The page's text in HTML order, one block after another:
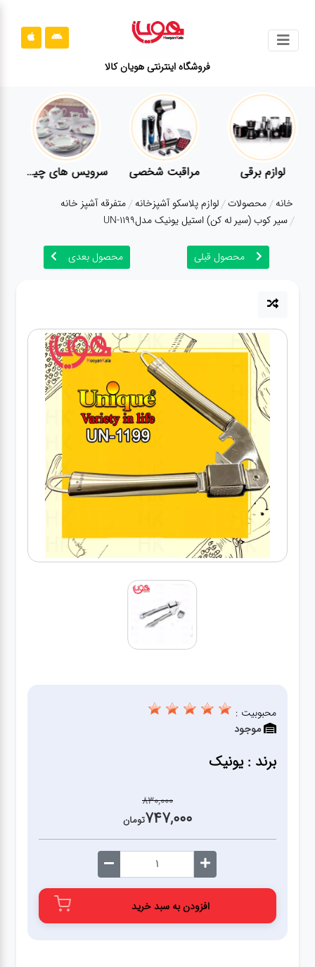
فروشگاه اینترنتی هویان کالا
محصولات
قوانین
سایت
ارتباط
درباره
مراقبت شخصی
سرویس های
چینی زرین
قاشق و چنگال
لوازم خانه
لوازم پلاسکو
کلمن،فلاسک،قمقمه
بانکه،پاسماوری،جا
کتری قوری
زباله،سرویس
بهداشتی،حمام
لوازم برقی مراقبت شخصی سرویس های چینی زرین
خانه محصولات لوازم پلاسکو آشپزخانه متفرقه آشپز خانه
سیر کوب (سیر له کن) استیل یونیک مدلUN-1199
محصول قبلی محصول بعدی
محبوبیت :
موجود
برند : یونیک
830,000
747,000تومان
افزودن به سبد خرید